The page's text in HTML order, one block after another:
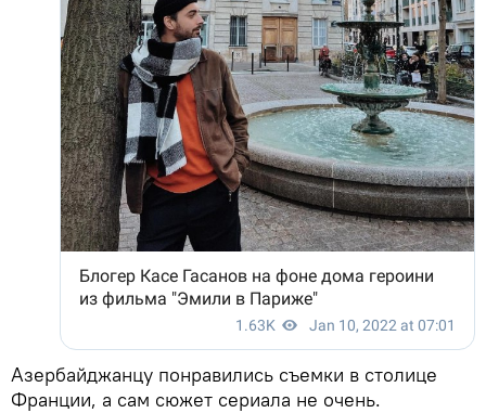
Азербайджанцу понравились съемки в столице
Франции, а сам сюжет сериала не очень.